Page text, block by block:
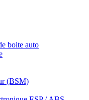
boite auto
(BSM)